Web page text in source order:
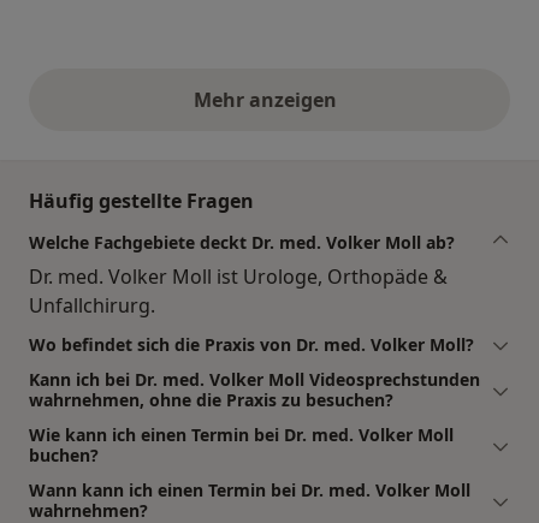
Mehr anzeigenobige Stellungnahmen
Häufig gestellte Fragen
Welche Fachgebiete deckt Dr. med. Volker Moll ab?
Dr. med. Volker Moll ist Urologe, Orthopäde &
Unfallchirurg.
Wo befindet sich die Praxis von Dr. med. Volker Moll?
Kann ich bei Dr. med. Volker Moll Videosprechstunden
wahrnehmen, ohne die Praxis zu besuchen?
Wie kann ich einen Termin bei Dr. med. Volker Moll
buchen?
Wann kann ich einen Termin bei Dr. med. Volker Moll
wahrnehmen?